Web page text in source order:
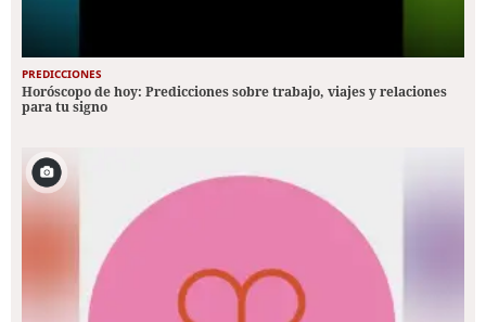
PREDICCIONES
Horóscopo de hoy: Predicciones sobre trabajo, viajes y relaciones
para tu signo